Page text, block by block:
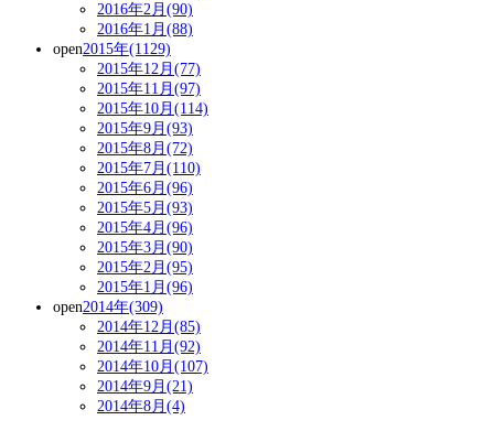
2016年2月(90)
2016年1月(88)
open2015年(1129)
2015年12月(77)
2015年11月(97)
2015年10月(114)
2015年9月(93)
2015年8月(72)
2015年7月(110)
2015年6月(96)
2015年5月(93)
2015年4月(96)
2015年3月(90)
2015年2月(95)
2015年1月(96)
open2014年(309)
2014年12月(85)
2014年11月(92)
2014年10月(107)
2014年9月(21)
2014年8月(4)